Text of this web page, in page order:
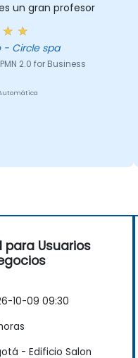
un gran profesor
Federico - Circle spa
2.0 for Business
para Usuarios
10-09 09:30
- Edificio Salon